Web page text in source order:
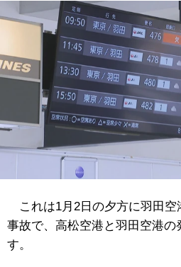
これは1月2日の夕方に羽田空
事故で、高松空港と羽田空港
す。